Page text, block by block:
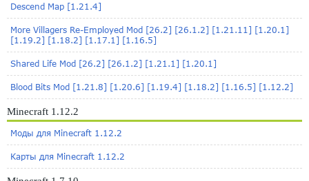
Descend Map [1.21.4]
More Villagers Re-Employed Mod [26.2] [26.1.2] [1.21.11] [1.20.1]
[1.19.2] [1.18.2] [1.17.1] [1.16.5]
Shared Life Mod [26.2] [26.1.2] [1.21.1] [1.20.1]
Blood Bits Mod [1.21.8] [1.20.6] [1.19.4] [1.18.2] [1.16.5] [1.12.2]
Minecraft 1.12.2
Моды для Minecraft 1.12.2
Карты для Minecraft 1.12.2